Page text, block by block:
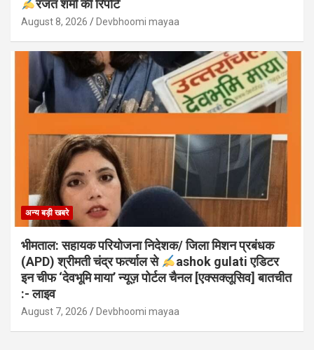
रजत शर्मा की रिपोर्ट
August 8, 2026 Devbhoomi mayaa
अन्य बड़ी खबरे
भीमताल: सहायक परियोजना निदेशक/ जिला मिशन प्रबंधक
(APD) श्रीमती चंद्र फर्त्याल से
ashok gulati एडिटर
इन चीफ ‘देवभूमि माया’ न्यूज़ पोर्टल चैनल [एक्सक्लूसिव] बातचीत
:- लाइव
August 7, 2026 Devbhoomi mayaa